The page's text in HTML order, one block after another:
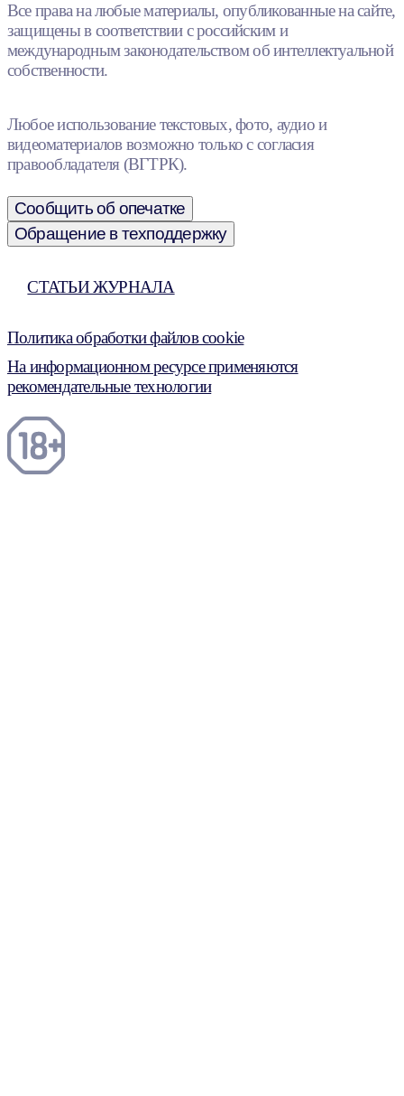
Все права на любые материалы, опубликованные на сайте,
защищены в соответствии с российским и
международным законодательством об интеллектуальной
собственности.
Любое использование текстовых, фото, аудио и
видеоматериалов возможно только с согласия
правообладателя (ВГТРК).
Сообщить об опечатке
Обращение в техподдержку
СТАТЬИ ЖУРНАЛА
Политика обработки файлов cookie
На информационном ресурсе применяются
рекомендательные технологии